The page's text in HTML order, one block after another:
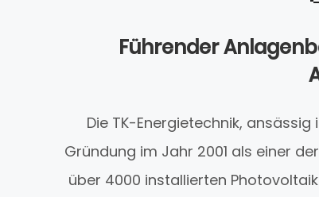
Führender
Die TK-Energietechnik,
Gründung im Jahr 2001 als einer
über 4000 installierten